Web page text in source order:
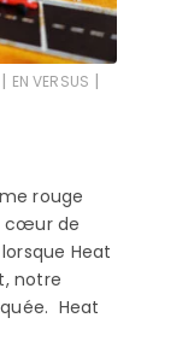
| EN VERSUS |
rouge
cœur de
Heat
notre
Heat